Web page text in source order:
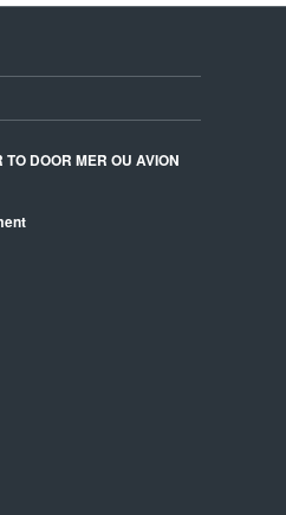
DOOR MER OU AVION